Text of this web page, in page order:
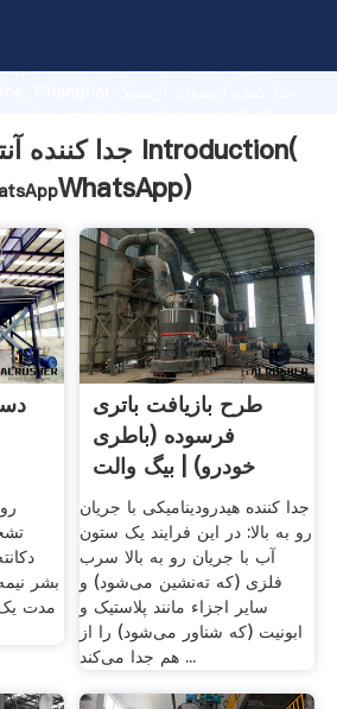
advanced research strength
جدا کننده آنتیموان آرسنیک Introduction(
WhatsApp)
بشر
مدت یک
طرح بازیافت باتری
فرسوده (باطری
خودرو) | بیگ والت
جدا کننده هیدرودینامیکی با جریان
رو به بالا: در این فرایند یک ستون
آب با جریان رو به بالا سرب
فلزی (که ته‌نشین می‌شود) و
سایر اجزاء مانند پلاستیک و
ابونیت (که شناور می‌شود) را از
هم جدا می‌کند ...